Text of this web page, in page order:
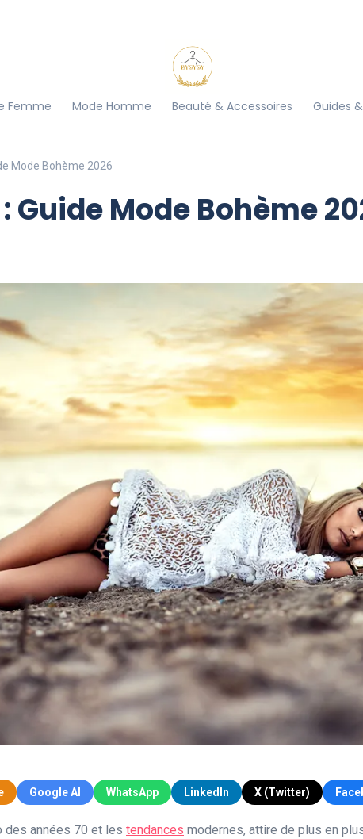
Femme Mode Homme Beauté & Accessoires Guides
Mode Bohème 2026
Guide Mode Bohème
Google AI WhatsApp LinkedIn X (Twitter)
des années 70 et les tendances modernes, attire de plus en